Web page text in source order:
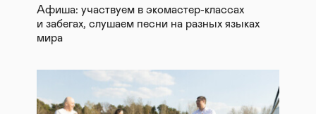
Афиша: участвуем в экомастер-классах
и забегах, слушаем песни на разных языках
мира